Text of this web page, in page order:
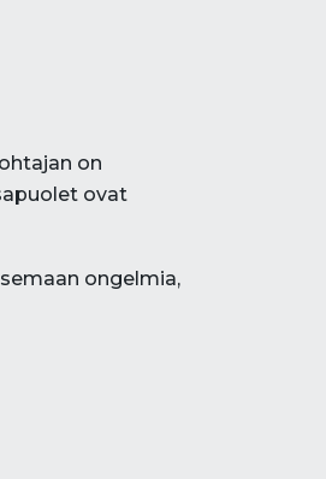
on
ovat
ongelmia,